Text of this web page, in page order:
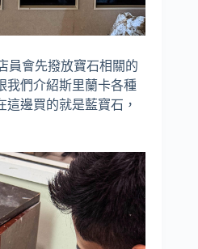
員會先撥放寶石相關的
我們介紹斯里蘭卡各種
邊買的就是藍寶石，